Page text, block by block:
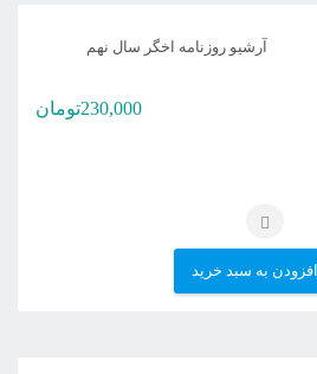
آرشیو روزنامه اخگر سال نهم
230,000تومان
افزودن به سبد خرید